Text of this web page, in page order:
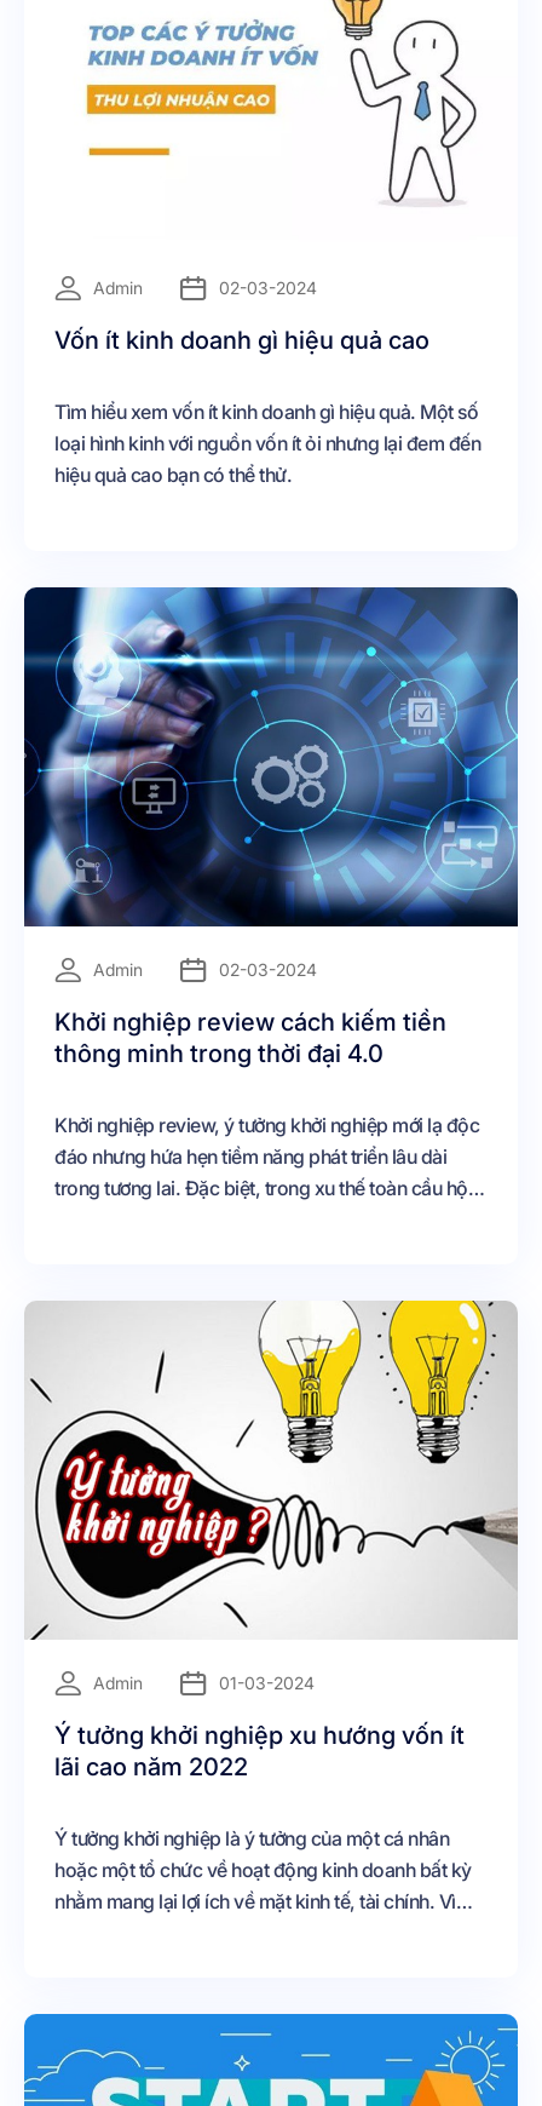
Admin 02-03-2024
Vốn ít kinh doanh gì hiệu quả cao
Tìm hiểu xem vốn ít kinh doanh gì hiệu quả. Một số
loại hình kinh với nguồn vốn ít ỏi nhưng lại đem đến
hiệu quả cao bạn có thể thử.
Admin 02-03-2024
Khởi nghiệp review cách kiếm tiền
thông minh trong thời đại 4.0
Khởi nghiệp review, ý tưởng khởi nghiệp mới lạ độc
đáo nhưng hứa hẹn tiềm năng phát triển lâu dài
trong tương lai. Đặc biệt, trong xu thế toàn cầu hội
Admin 01-03-2024
Ý tưởng khởi nghiệp xu hướng vốn ít
lãi cao năm 2022
Ý tưởng khởi nghiệp là ý tưởng của một cá nhân
hoặc một tổ chức về hoạt động kinh doanh bất kỳ
nhằm mang lại lợi ích về mặt kinh tế, tài chính. Vì
thành thực tế đã khó, việc này đòi hỏi nhiều yếu tố.